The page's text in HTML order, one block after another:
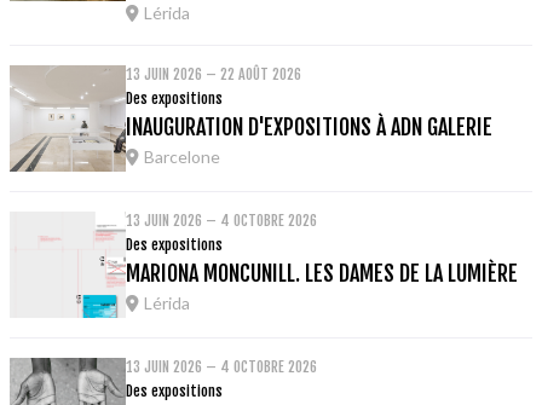
Lérida
13 JUIN 2026 – 22 AOÛT 2026
Des expositions
INAUGURATION D'EXPOSITIONS À ADN GALERIE
Barcelone
13 JUIN 2026 – 4 OCTOBRE 2026
Des expositions
MARIONA MONCUNILL. LES DAMES DE LA LUMIÈRE
Lérida
13 JUIN 2026 – 4 OCTOBRE 2026
Des expositions